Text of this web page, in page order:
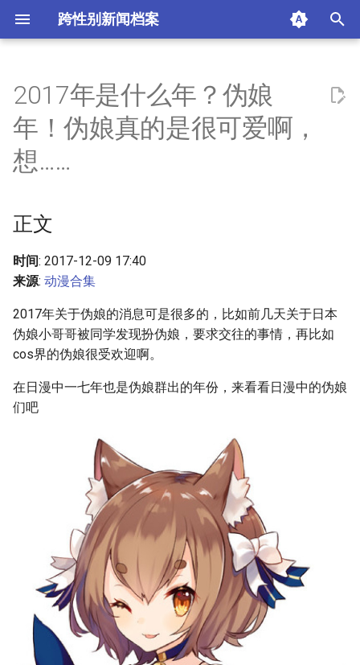
跨性别新闻档案
t
t
a
r
t
e
正文
摘要与附加信息
2017年是什么年？伪娘
年！伪娘真的是很可爱啊，
想……
正文
时间: 2017-12-09 17:40
来源: 动漫合集
2017年关于伪娘的消息可是很多的，比如前几天关于日本
伪娘小哥哥被同学发现扮伪娘，要求交往的事情，再比如
cos界的伪娘很受欢迎啊。
在日漫中一七年也是伪娘群出的年份，来看看日漫中的伪娘
们吧